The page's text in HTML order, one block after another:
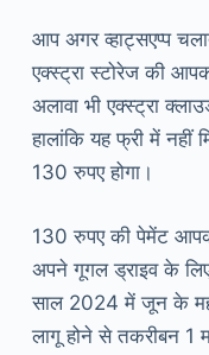
आप अगर व्हाट्सएप्प
एक्स्ट्रा स्टोरेज की
अलावा भी एक्स्ट्रा
हालांकि यह फ्री में नहीं
130 रुपए होगा।
130 रुपए की पेमेंट
अपने गूगल ड्राइव के
साल 2024 में जून के
लागू होने से तकरीबन 1